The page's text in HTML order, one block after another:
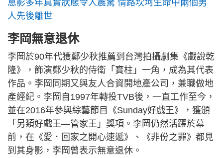
息影多年真實狀態令人震驚 情路坎坷生命中兩個男
人先後離世
李岡無意退休
李岡於90年代獲鄭少秋推薦到台灣拍攝劇集《戲說乾
隆》，飾演鄭少秋的侍衛「寶柱」一角，成為其代表
作品。李岡同期又與友人合資開地產公司，兼職做地
產經紀。李岡自1997年轉投TVB後，一直工作至今，
並在2016年參與綜藝節目《Sunday好戲王》，獲頒
「另類好戲王—管家王」獎項。李岡仍然活躍於幕
前，在《愛．回家之開心速遞》、《非份之罪》都見
到其身影，李岡曾表示無意退休。